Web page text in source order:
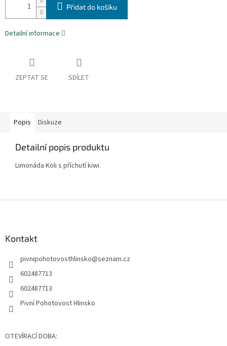
Přidat do košíku
Detailní informace
ZEPTAT SE SDÍLET
Popis Diskuze
Detailní popis produktu
Limonáda Koli s příchutí kiwi.
Kontakt
pivnipohotovosthlinsko@seznam.cz
602487713
602487713
Pivní Pohotovost Hlinsko
OTEVÍRACÍ DOBA: